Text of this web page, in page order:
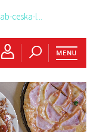
ceska-l...